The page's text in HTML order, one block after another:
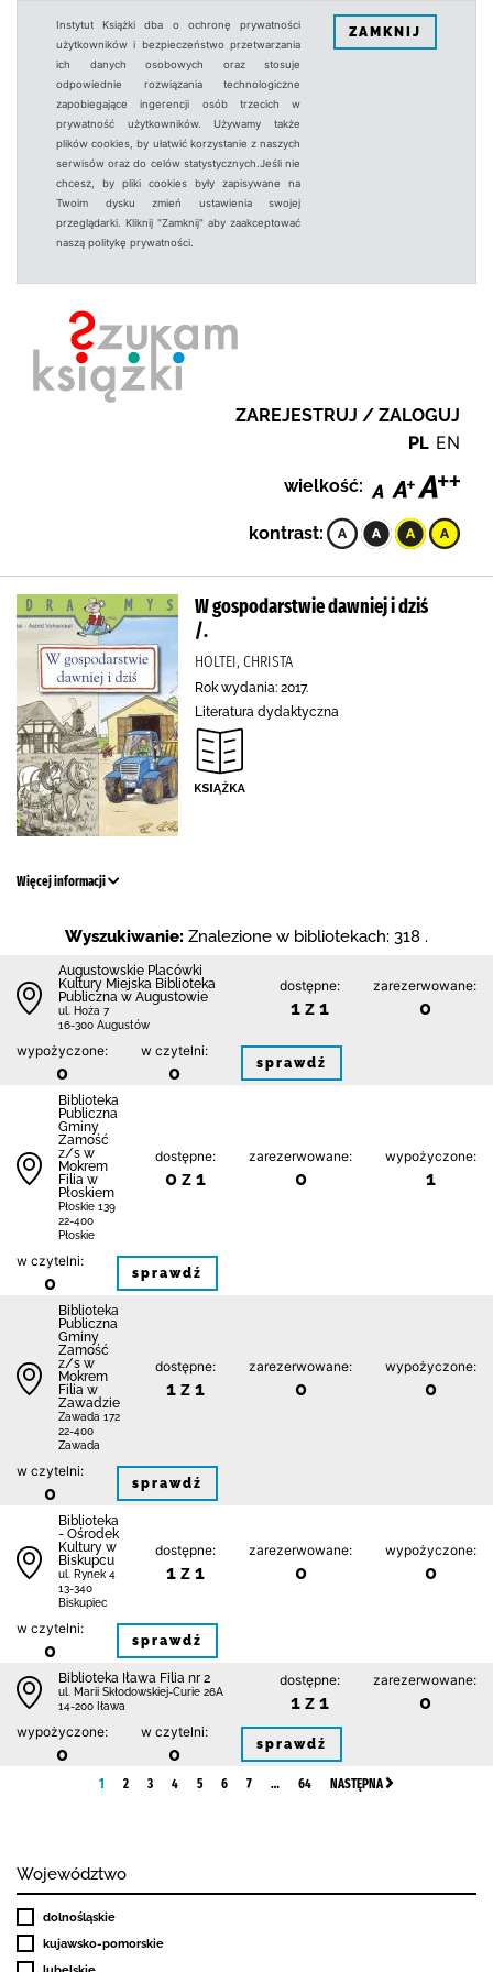
Instytut Książki dba o ochronę prywatności
użytkowników i bezpieczeństwo przetwarzania
ich danych osobowych oraz stosuje
odpowiednie rozwiązania technologiczne
zapobiegające ingerencji osób trzecich w
prywatność użytkowników. Używamy także
plików cookies, by ułatwić korzystanie z naszych
serwisów oraz do celów statystycznych.Jeśli nie
chcesz, by pliki cookies były zapisywane na
Twoim dysku zmień ustawienia swojej
przeglądarki. Kliknij "Zamknij" aby zaakceptować
naszą politykę prywatności.
ZAMKNIJ
ZAREJESTRUJ / ZALOGUJ
PL EN
wielkość:
kontrast:
W gospodarstwie dawniej i dziś
/.
HOLTEI, CHRISTA
Rok wydania: 2017.
Literatura dydaktyczna
Więcej informacji
Wyszukiwanie: Znalezione w bibliotekach: 318 .
Augustowskie Placówki
Kultury Miejska Biblioteka
Publiczna w Augustowie
ul. Hoża 7
16-300 Augustów
dostępne:
1 z 1
zarezerwowane:
0
wypożyczone:
0
w czytelni:
0 sprawdź
Biblio­teka
Publiczna
Gminy
Zamość
z/s w
Mokrem
Filia w
Płoskiem
Płoskie 139
22-400
Płoskie
dostępne:
0 z 1
zarezerwowane:
0
wypożyczone:
1
w czytelni:
0 sprawdź
Biblio­teka
Publiczna
Gminy
Zamość
z/s w
Mokrem
Filia w
Zawadzie
Zawada 172
22-400
Zawada
dostępne:
1 z 1
zarezerwowane:
0
wypożyczone:
0
w czytelni:
0 sprawdź
Biblioteka
- Ośrodek
Kultury w
Biskupcu
ul. Rynek 4
13-340
Biskupiec
dostępne:
1 z 1
zarezerwowane:
0
wypożyczone:
0
w czytelni:
0 sprawdź
Biblioteka Iława Filia nr 2
ul. Marii Skłodowskiej-Curie 26A
14-200 Iława
dostępne:
1 z 1
zarezerwowane:
0
wypożyczone:
0
w czytelni:
0 sprawdź
1 2 3 4 5 6 7 … 64 NASTĘPNA
Województwo
dolnośląskie
kujawsko-pomorskie